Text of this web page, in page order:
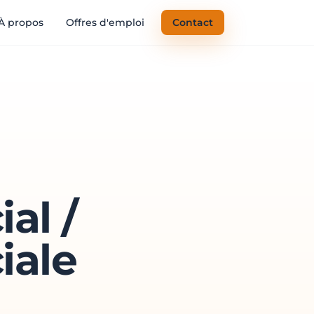
propos Offres d'emploi Contact
/